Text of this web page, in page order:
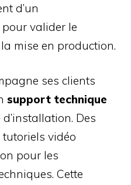
d’un
valider le
mise en production.
ses clients
support technique
Des
vidéo
pour les
Cette